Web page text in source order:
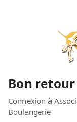
Bon
Connexion à
Boulangerie